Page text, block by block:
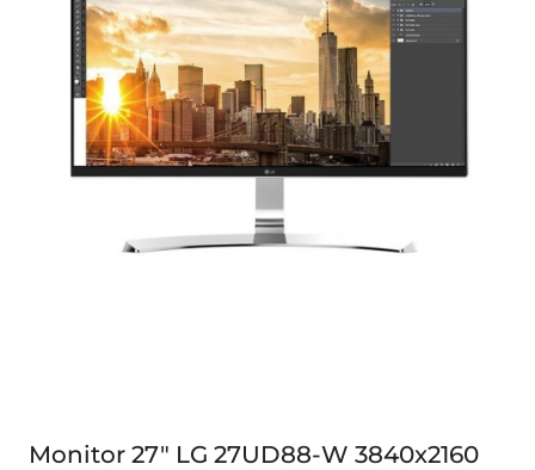
Monitor 27" LG 27UD88-W 3840x2160